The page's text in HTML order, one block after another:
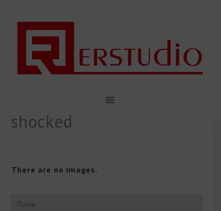
shocked
There are no images.